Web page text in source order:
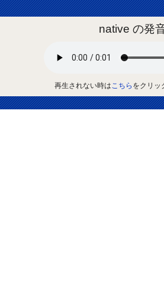
native の発
再生されない時はこちら をクリッ